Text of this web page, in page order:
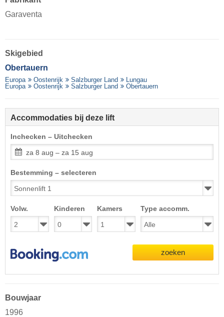
Garaventa
Skigebied
Obertauern
Europa Oostenrijk Salzburger Land
Lungau
Europa
Oostenrijk Salzburger Land Obertauern
Accommodaties bij deze lift
Inchecken – Uitchecken
za 8 aug – za 15 aug
Bestemming – selecteren
Volw. Kinderen Kamers Type accomm.
zoeken
Bouwjaar
1996